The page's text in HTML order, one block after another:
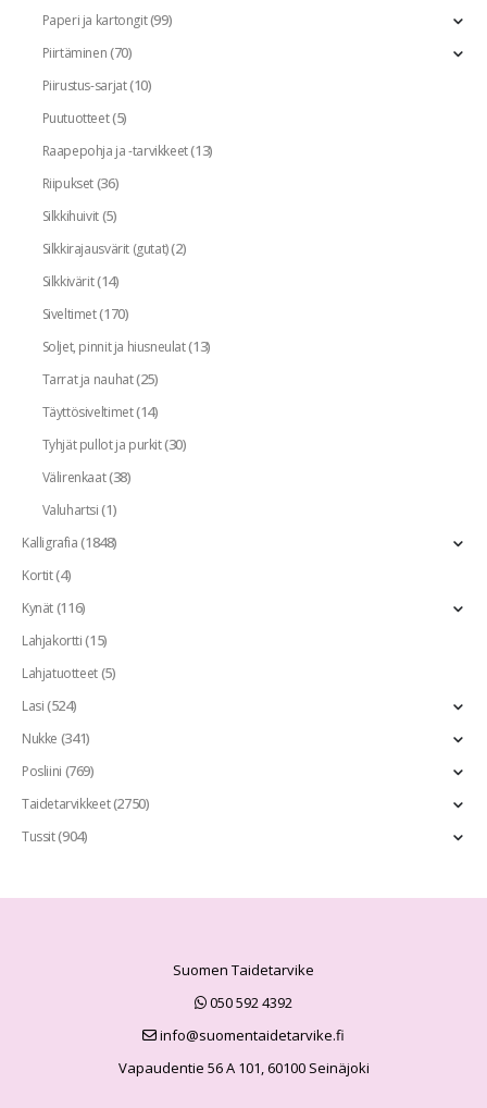
Paperi ja kartongit(99)
Piirtäminen(70)
Piirustus-sarjat(10)
Puutuotteet(5)
Raapepohja ja -tarvikkeet(13)
Riipukset(36)
Silkkihuivit(5)
Silkkirajausvärit (gutat)(2)
Silkkivärit(14)
Siveltimet(170)
Soljet, pinnit ja hiusneulat(13)
Tarrat ja nauhat(25)
Täyttösiveltimet(14)
Tyhjät pullot ja purkit(30)
Välirenkaat(38)
Valuhartsi(1)
Kalligrafia(1848)
Kortit(4)
Kynät(116)
Lahjakortti(15)
Lahjatuotteet(5)
Lasi(524)
Nukke (341)
Posliini (769)
Taidetarvikkeet(2750)
Tussit(904)
Suomen Taidetarvike
050 592 4392
info@suomentaidetarvike.fi
Vapaudentie 56 A 101, 60100 Seinäjoki